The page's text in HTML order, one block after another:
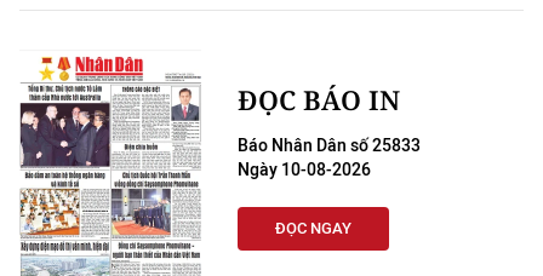
ĐỌC BÁO IN
Báo Nhân Dân số 25833
Ngày 10-08-2026
ĐỌC NGAY